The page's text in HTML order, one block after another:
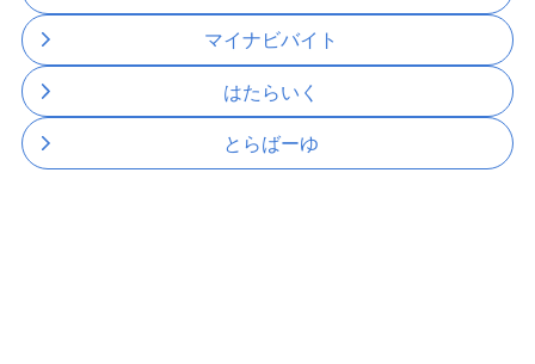
マイナビバイト
はたらいく
とらばーゆ